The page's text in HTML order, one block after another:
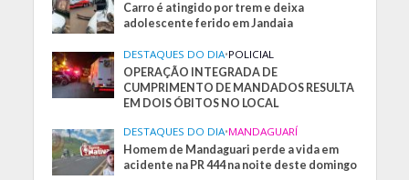
Carro é atingido por trem e deixa
adolescente ferido em Jandaia
DESTAQUES DO DIA•POLICIAL
OPERAÇÃO INTEGRADA DE
CUMPRIMENTO DE MANDADOS RESULTA
EM DOIS ÓBITOS NO LOCAL
DESTAQUES DO DIA•MANDAGUARÍ
Homem de Mandaguari perde a vida em
acidente na PR 444 na noite deste domingo